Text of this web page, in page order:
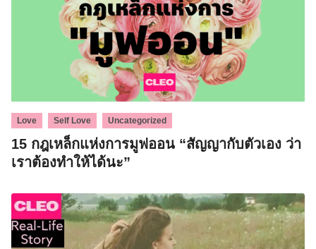
Love Self Love Uncategorized
15 กฎเหล็กแห่งการมูฟออน “สัญญากับตัวเอง ว่า
เราต้องทำให้ได้นะ”